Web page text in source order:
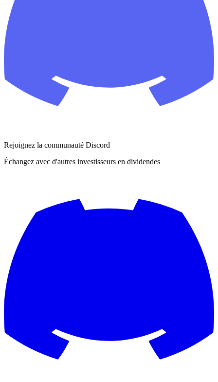
Rejoignez la communauté Discord
Échangez avec d'autres investisseurs en dividendes